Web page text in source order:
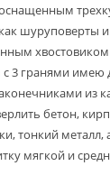
шуруповерты
с 3 гранями имею
из
бетон,
тонкий
мягкой и